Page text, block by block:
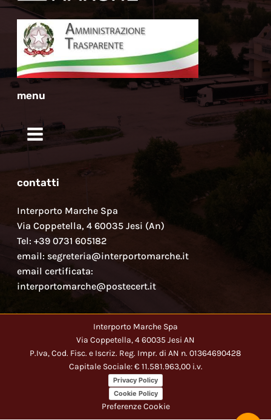
menu
contatti
Interporto Marche Spa
Via Coppetella, 4 60035 Jesi (An)
Tel: +39 0731 605182
email: segreteria@interportomarche.it
email certificata:
interportomarche@postecert.it
Interporto Marche Spa
Via Coppetella, 4 60035 Jesi AN
P.Iva, Cod. Fisc. e Iscriz. Reg. Impr. di AN n. 01364690428
Capitale Sociale: € 11.581.963,00 i.v.
Privacy Policy
Cookie Policy
Preferenze Cookie